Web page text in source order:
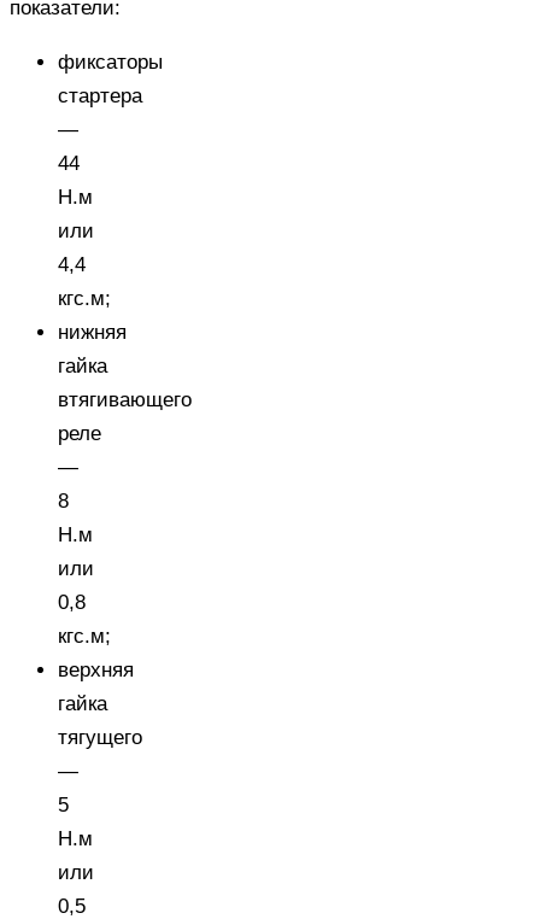
показатели:
фиксаторы
стартера
—
44
Н.м
или
4,4
кгс.м;
нижняя
гайка
втягивающего
реле
—
8
Н.м
или
0,8
кгс.м;
верхняя
гайка
тягущего
—
5
Н.м
или
0,5